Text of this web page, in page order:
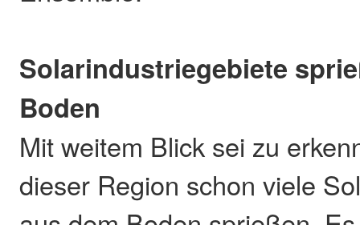
Solarindustriegebiete
Boden
Mit weitem Blick sei zu
dieser Region schon viele